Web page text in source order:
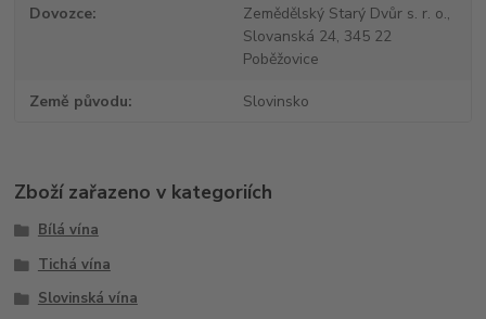
Dovozce
Zemědělský Starý Dvůr s. r. o.,
Slovanská 24, 345 22
Poběžovice
Země původu Slovinsko
Zboží zařazeno v kategoriích
Bílá vína
Tichá vína
Slovinská vína